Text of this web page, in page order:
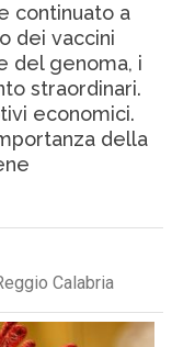
continuato a
dei vaccini
del genoma, i
straordinari.
economici.
della
Calabria